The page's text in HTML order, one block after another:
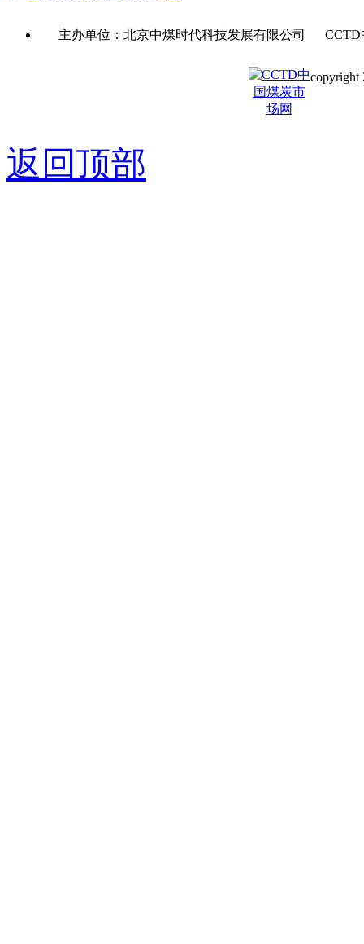
主办单位：北京中煤时代科技发展有限公司
copyright
返回顶部